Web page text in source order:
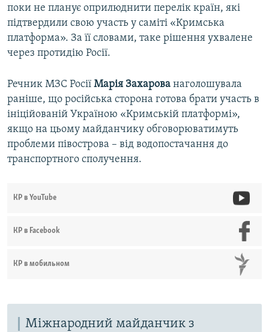
поки не планує оприлюднити перелік країн, які
підтвердили свою участь у саміті «Кримська
платформа». За її словами, таке рішення ухвалене
через протидію Росії.
Речник МЗС Росії Марія Захарова наголошувала
раніше, що російська сторона готова брати участь в
ініційованій Україною «Кримській платформі»,
якщо на цьому майданчику обговорюватимуть
проблеми півострова – від водопостачання до
транспортного сполучення.
КР в YouTube
КР в Facebook
КР в мобильном
Міжнародний майданчик з